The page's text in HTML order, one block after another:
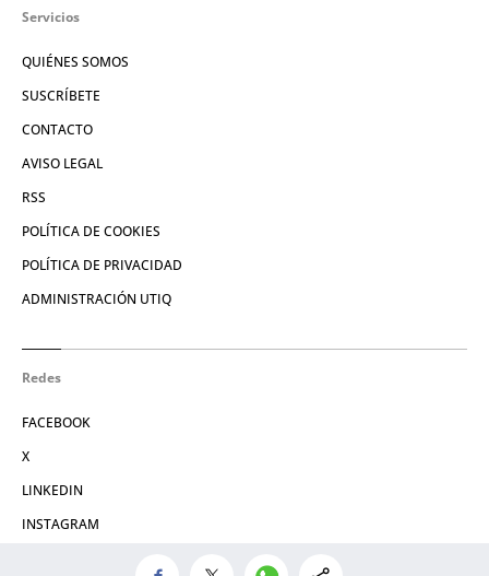
Servicios
QUIÉNES SOMOS
SUSCRÍBETE
CONTACTO
AVISO LEGAL
RSS
POLÍTICA DE COOKIES
POLÍTICA DE PRIVACIDAD
ADMINISTRACIÓN UTIQ
Redes
FACEBOOK
X
LINKEDIN
INSTAGRAM